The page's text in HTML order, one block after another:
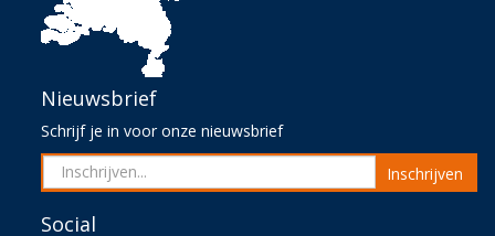
Nieuwsbrief
Schrijf je in voor onze nieuwsbrief
Inschrijven
Social